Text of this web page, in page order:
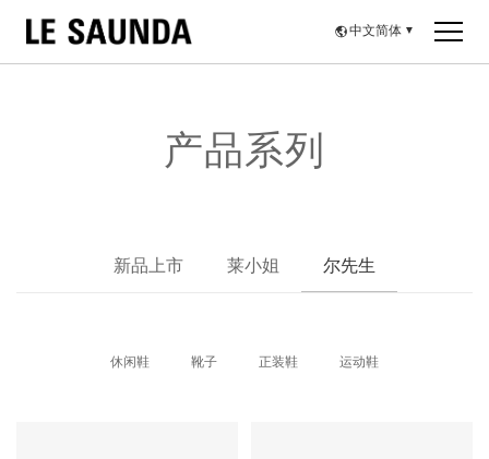
中文简体 ▼
产品系列
新品上市 莱小姐 尔先生
休闲鞋 靴子 正装鞋 运动鞋